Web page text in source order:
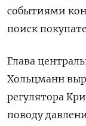
событиями
поиск
Глава
Хольцманн
регулятора
поводу